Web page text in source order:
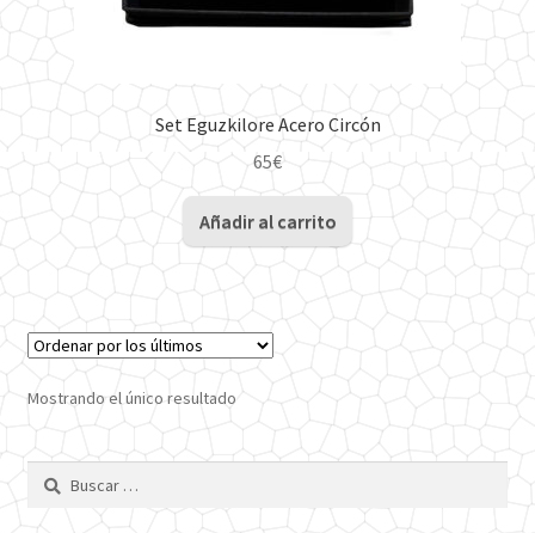
Set Eguzkilore Acero Circón
65€
Añadir al carrito
Mostrando el único resultado
Buscar: